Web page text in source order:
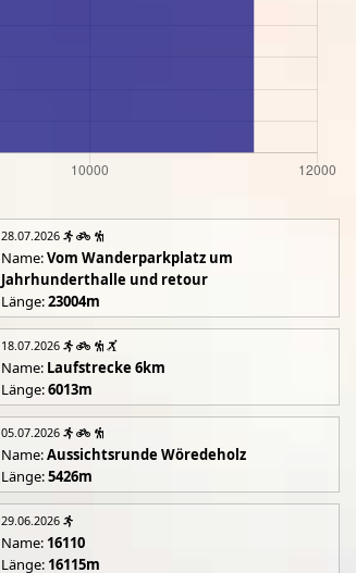
28.07.2026
Name:Vom Wanderparkplatz um
Jahrhunderthalle und retour
Länge:23004m
18.07.2026
Name: Laufstrecke 6km
Länge:6013m
05.07.2026
Name:Aussichtsrunde Wöredeholz
Länge:5426m
29.06.2026
Name: 16110
Länge: 16115m